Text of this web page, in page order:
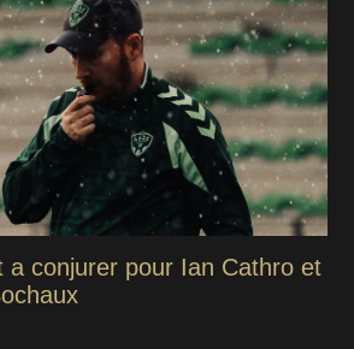
a conjurer pour Ian Cathro et